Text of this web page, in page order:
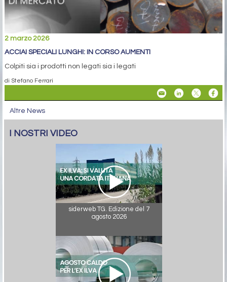
2 marzo 2026
ACCIAI SPECIALI LUNGHI: IN CORSO AUMENTI
Colpiti sia i prodotti non legati sia i legati
di Stefano Ferrari
Altre News
I NOSTRI VIDEO
siderweb TG. Edizione del 7
agosto 2026